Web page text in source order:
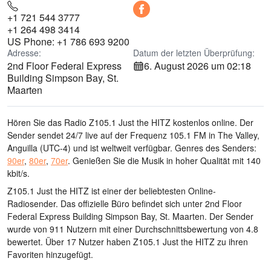
+1 721 544 3777
+1 264 498 3414
US Phone: +1 786 693 9200
Adresse:
2nd Floor Federal Express
Building Simpson Bay, St.
Maarten
Datum der letzten Überprüfung:
6. August 2026 um 02:18
Hören Sie das Radio Z105.1 Just the HITZ kostenlos online. Der
Sender sendet 24/7 live auf der Frequenz 105.1 FM in The Valley,
Anguilla (UTC-4) und ist weltweit verfügbar. Genres des Senders:
90er, 80er, 70er. Genießen Sie die Musik in hoher Qualität mit 140
kbit/s.
Z105.1 Just the HITZ ist einer der beliebtesten Online-
Radiosender. Das offizielle Büro befindet sich unter 2nd Floor
Federal Express Building Simpson Bay, St. Maarten. Der Sender
wurde von 911 Nutzern mit einer Durchschnittsbewertung von 4.8
bewertet. Über 17 Nutzer haben Z105.1 Just the HITZ zu ihren
Favoriten hinzugefügt.